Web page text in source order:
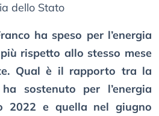
dello Stato
ha speso per l’energia
rispetto allo stesso mese
Qual è il rapporto tra la
sostenuto per l’energia
2022 e quella nel giugno